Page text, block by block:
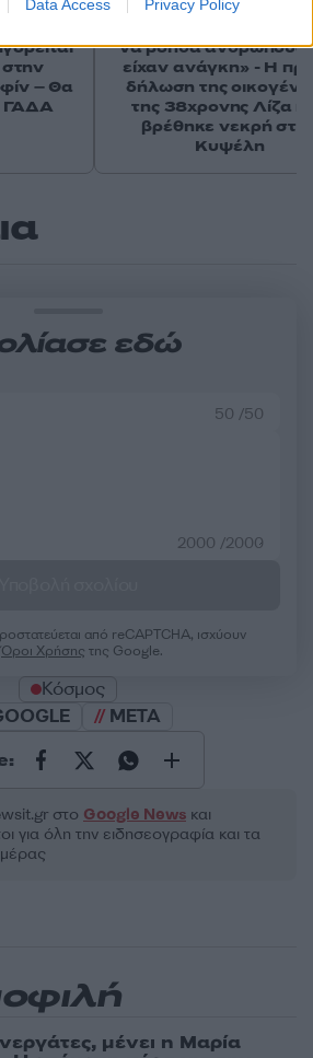
Data Access Privacy Policy
εδώ
50 /50
2000 /2000
από reCAPTCHA, ισχύουν
Όροι Χρήσης της Google.
Κόσμος
META
στο Google News και
για όλη την ειδησεογραφία και τα
– Θα
ΓΑΔΑ
να βοηθά ανθρώπους
είχαν ανάγκη» - Η
δήλωση της
της 38χρονης Λίζα
βρέθηκε νεκρή
Κυψέλη
μένει η Μαρία